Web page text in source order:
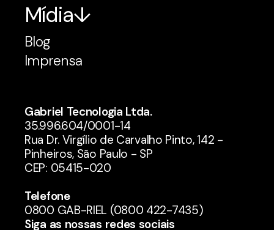
Mídia
Blog
Imprensa
Gabriel Tecnologia Ltda.
35.996.604/0001-14
Rua Dr. Virgílio de Carvalho Pinto, 142 -
Pinheiros, São Paulo - SP
CEP: 05415-020
Telefone
0800 GAB-RIEL (0800 422-7435)
Siga as nossas redes sociais